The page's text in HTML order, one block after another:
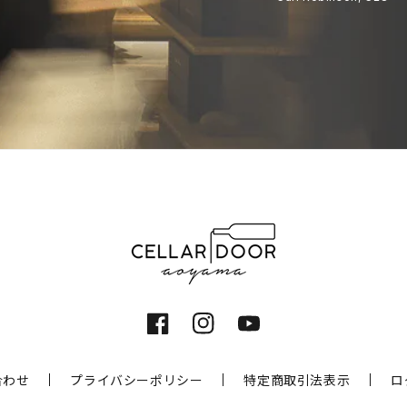
FacebookInstagramYouTube
せ プライバシーポリシー 特定商取引法表示